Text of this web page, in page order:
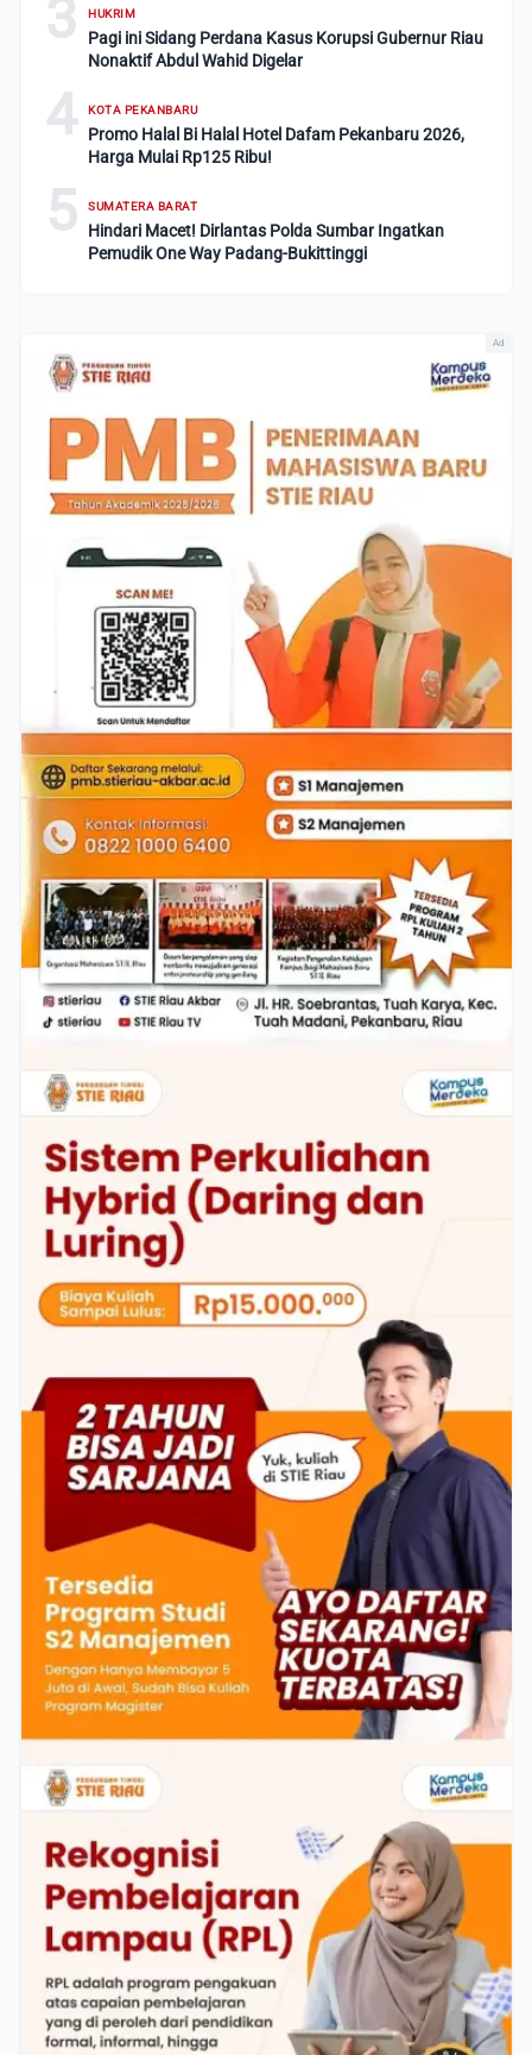
3 HUKRIM
Pagi ini Sidang Perdana Kasus Korupsi Gubernur Riau
Nonaktif Abdul Wahid Digelar
4 KOTA PEKANBARU
Promo Halal Bi Halal Hotel Dafam Pekanbaru 2026,
Harga Mulai Rp125 Ribu!
5 SUMATERA BARAT
Hindari Macet! Dirlantas Polda Sumbar Ingatkan
Pemudik One Way Padang-Bukittinggi
Ad